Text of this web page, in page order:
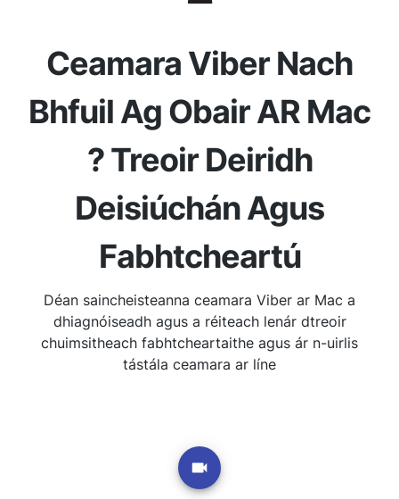
Ceamara Viber Nach
Bhfuil Ag Obair AR Mac
? Treoir Deiridh
Deisiúchán Agus
Fabhtcheartú
Déan saincheisteanna ceamara Viber ar Mac a
dhiagnóiseadh agus a réiteach lenár dtreoir
chuimsitheach fabhtcheartaithe agus ár n-uirlis
tástála ceamara ar líne